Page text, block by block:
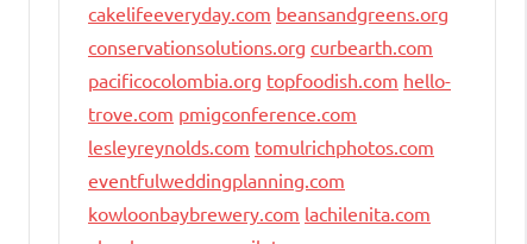
cakelifeeveryday.com beansandgreens.org
conservationsolutions.org curbearth.com
pacificocolombia.org topfoodish.com hello-
trove.com pmigconference.com
lesleyreynolds.com tomulrichphotos.com
eventfulweddingplanning.com
kowloonbaybrewery.com lachilenita.com